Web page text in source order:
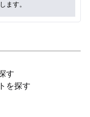
ます。
す
を探す